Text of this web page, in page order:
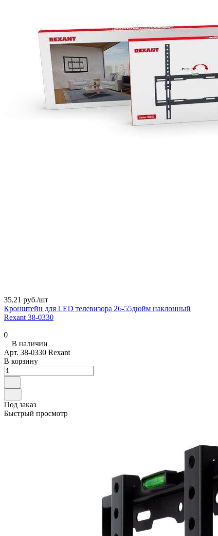
35,21 руб./шт
Кронштейн для LED телевизора 26-55дюйм наклонный
Rexant 38-0330
0
В наличии
Арт. 38-0330 Rexant
В корзину
Под заказ
Быстрый просмотр